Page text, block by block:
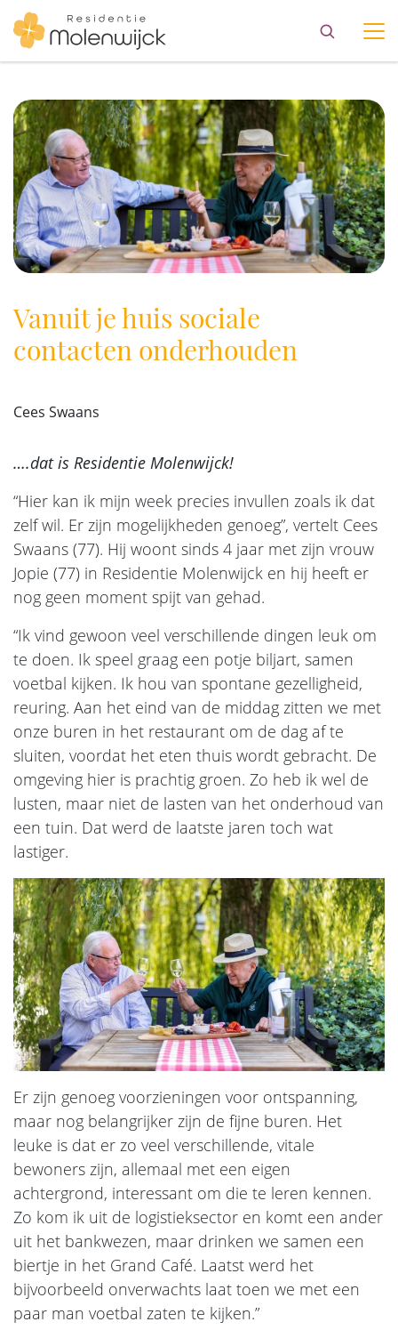
Vanuit je huis sociale
contacten onderhouden
Cees Swaans
….dat is Residentie Molenwijck!
“Hier kan ik mijn week precies invullen zoals ik dat
zelf wil. Er zijn mogelijkheden genoeg”, vertelt Cees
Swaans (77). Hij woont sinds 4 jaar met zijn vrouw
Jopie (77) in Residentie Molenwijck en hij heeft er
nog geen moment spijt van gehad.
“Ik vind gewoon veel verschillende dingen leuk om
te doen. Ik speel graag een potje biljart, samen
voetbal kijken. Ik hou van spontane gezelligheid,
reuring. Aan het eind van de middag zitten we met
onze buren in het restaurant om de dag af te
sluiten, voordat het eten thuis wordt gebracht. De
omgeving hier is prachtig groen. Zo heb ik wel de
lusten, maar niet de lasten van het onderhoud van
een tuin. Dat werd de laatste jaren toch wat
lastiger.
Er zijn genoeg voorzieningen voor ontspanning,
maar nog belangrijker zijn de fijne buren. Het
leuke is dat er zo veel verschillende, vitale
bewoners zijn, allemaal met een eigen
achtergrond, interessant om die te leren kennen.
Zo kom ik uit de logistieksector en komt een ander
uit het bankwezen, maar drinken we samen een
biertje in het Grand Café. Laatst werd het
bijvoorbeeld onverwachts laat toen we met een
paar man voetbal zaten te kijken.”